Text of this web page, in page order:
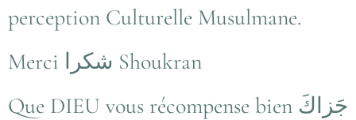
perception Culturelle Musulmane.
Merci شكرا Shoukran
Que DIEU vous récompense bien جَزاكَ